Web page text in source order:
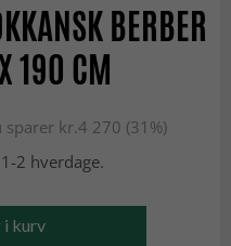
BERBER
190 CM
sparer kr.4 270 (31%)
2 hverdage.
kurv